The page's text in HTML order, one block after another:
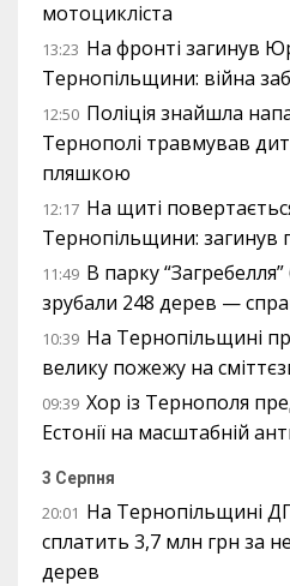
мотоцикліста
13:23 На фронті загинув
Тернопільщини: війна
12:50 Поліція знайшла
Тернополі травмував
пляшкою
12:17 На щиті
Тернопільщини: загинув
11:49 В парку
зрубали 248 дерев —
10:39 На Тернопільщині
велику пожежу на
09:39 Хор із Тернополя
Естонії на масштабній
3 Серпня
20:01 На Тернопільщині
сплатить 3,7 млн грн за
дерев